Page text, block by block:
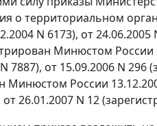
о территориальном
N 6173), от
Минюстом
7887), от 15.09.2006 N
Минюстом России
от 26.01.2007 N 12